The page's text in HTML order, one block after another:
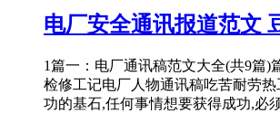
电厂安全通讯报道范文
1篇一：电厂通讯稿范文大全(共9篇)
检修工记电厂人物通讯稿吃苦耐劳
功的基石,任何事情想要获得成功,必